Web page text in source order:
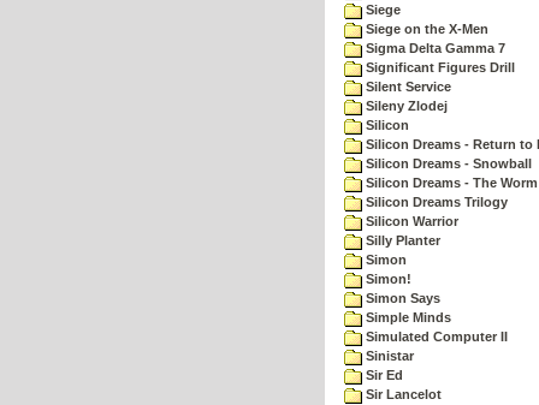
Siege
Siege on the X-Men
Sigma Delta Gamma 7
Significant Figures Drill
Silent Service
Sileny Zlodej
Silicon
Silicon Dreams - Return to
Silicon Dreams - Snowball
Silicon Dreams - The
Silicon Dreams Trilogy
Silicon Warrior
Silly Planter
Simon
Simon!
Simon Says
Simple Minds
Simulated Computer II
Sinistar
Sir Ed
Sir Lancelot